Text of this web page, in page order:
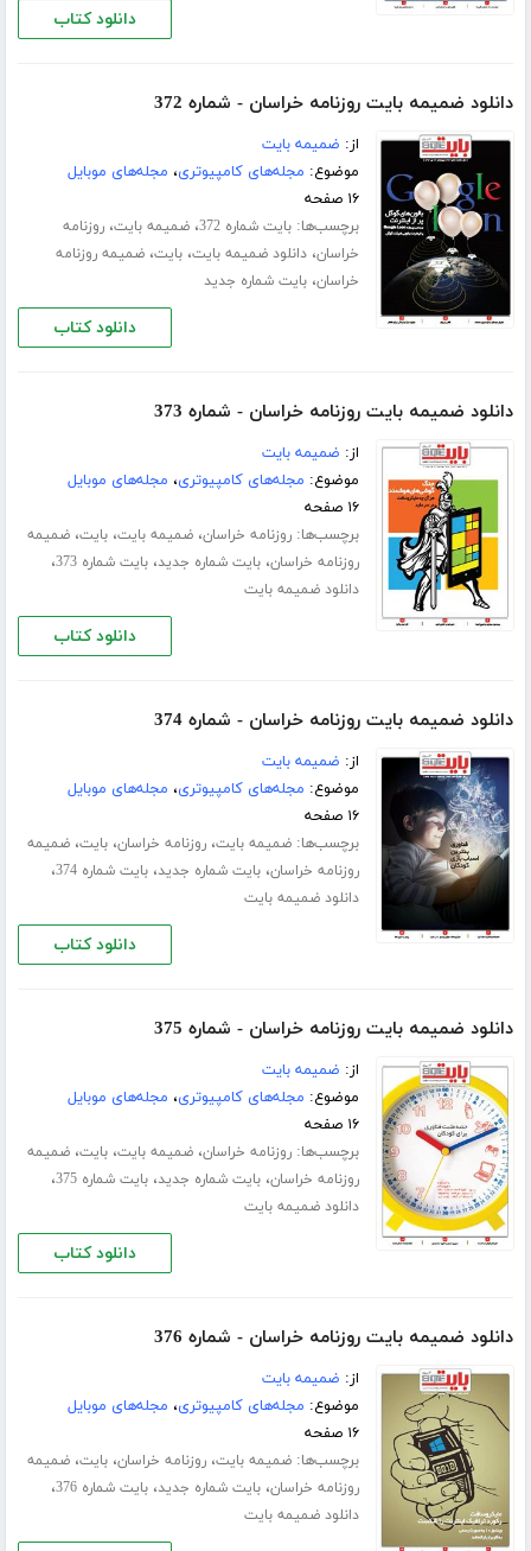
دانلود کتاب
دانلود ضمیمه بایت روزنامه خراسان - شماره 372
از: ضمیمه بایت
موضوع: مجله‌های کامپیوتری، مجله‌های موبایل
۱۶ صفحه
برچسب‌ها:بایت شماره 372 ،ضمیمه بایت،روزنامه
خراسان،دانلود ضمیمه بایت،بایت،ضمیمه روزنامه
خراسان،بایت شماره جدید
دانلود کتاب
دانلود ضمیمه بایت روزنامه خراسان - شماره 373
از: ضمیمه بایت
موضوع: مجله‌های کامپیوتری، مجله‌های موبایل
۱۶ صفحه
برچسب‌ها:روزنامه خراسان،ضمیمه بایت،بایت،ضمیمه
روزنامه خراسان،بایت شماره جدید،بایت شماره 373 ،
دانلود ضمیمه بایت
دانلود کتاب
دانلود ضمیمه بایت روزنامه خراسان - شماره 374
از: ضمیمه بایت
موضوع: مجله‌های کامپیوتری، مجله‌های موبایل
۱۶ صفحه
برچسب‌ها:ضمیمه بایت،روزنامه خراسان،بایت،ضمیمه
روزنامه خراسان،بایت شماره جدید،بایت شماره 374 ،
دانلود ضمیمه بایت
دانلود کتاب
دانلود ضمیمه بایت روزنامه خراسان - شماره 375
از: ضمیمه بایت
موضوع: مجله‌های کامپیوتری، مجله‌های موبایل
۱۶ صفحه
برچسب‌ها:روزنامه خراسان،ضمیمه بایت،بایت،ضمیمه
روزنامه خراسان،بایت شماره جدید،بایت شماره 375 ،
دانلود ضمیمه بایت
دانلود کتاب
دانلود ضمیمه بایت روزنامه خراسان - شماره 376
از: ضمیمه بایت
موضوع: مجله‌های کامپیوتری، مجله‌های موبایل
۱۶ صفحه
برچسب‌ها:ضمیمه بایت،روزنامه خراسان،بایت،ضمیمه
روزنامه خراسان،بایت شماره جدید،بایت شماره 376 ،
دانلود ضمیمه بایت